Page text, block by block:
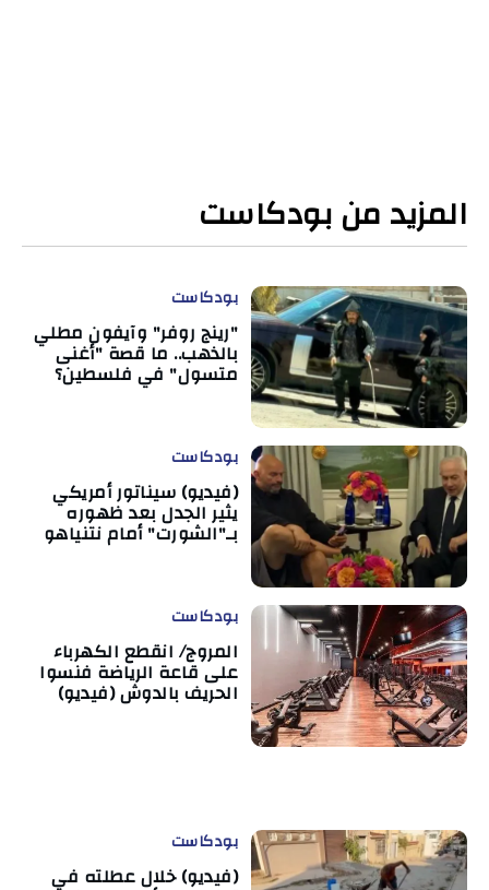
المزيد من بودكاست
بودكاست
"رينج روفر" وآيفون مطلي
بالذهب.. ما قصة "أغنى
متسول" في فلسطين؟
بودكاست
(فيديو) سيناتور أمريكي
يثير الجدل بعد ظهوره
بـ"الشورت" أمام نتنياهو
بودكاست
المروج/ انقطع الكهرباء
على قاعة الرياضة فنسوا
الحريف بالدوش (فيديو)
بودكاست
(فيديو) خلال عطلته في